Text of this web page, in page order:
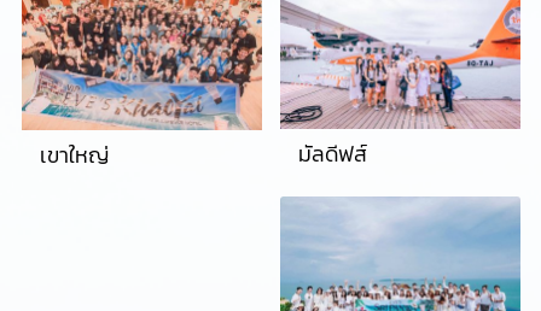
เขาใหญ่ มัลดีฟส์